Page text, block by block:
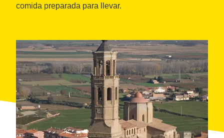
comida preparada para llevar.